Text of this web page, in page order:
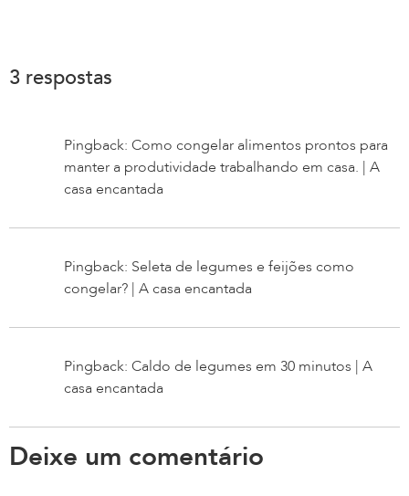
3 respostas
Pingback: Como congelar alimentos prontos para
manter a produtividade trabalhando em casa. | A
casa encantada
Pingback: Seleta de legumes e feijões como
congelar? | A casa encantada
Pingback: Caldo de legumes em 30 minutos | A
casa encantada
Deixe um comentário